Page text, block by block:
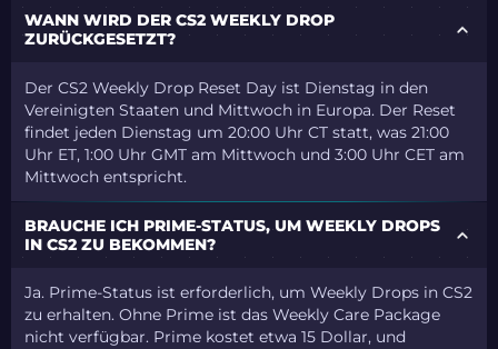
WANN WIRD DER CS2 WEEKLY DROP
ZURÜCKGESETZT?
Der CS2 Weekly Drop Reset Day ist Dienstag in den
Vereinigten Staaten und Mittwoch in Europa. Der Reset
findet jeden Dienstag um 20:00 Uhr CT statt, was 21:00
Uhr ET, 1:00 Uhr GMT am Mittwoch und 3:00 Uhr CET am
Mittwoch entspricht.
BRAUCHE ICH PRIME-STATUS, UM WEEKLY DROPS
IN CS2 ZU BEKOMMEN?
Ja. Prime-Status ist erforderlich, um Weekly Drops in CS2
zu erhalten. Ohne Prime ist das Weekly Care Package
nicht verfügbar. Prime kostet etwa 15 Dollar, und